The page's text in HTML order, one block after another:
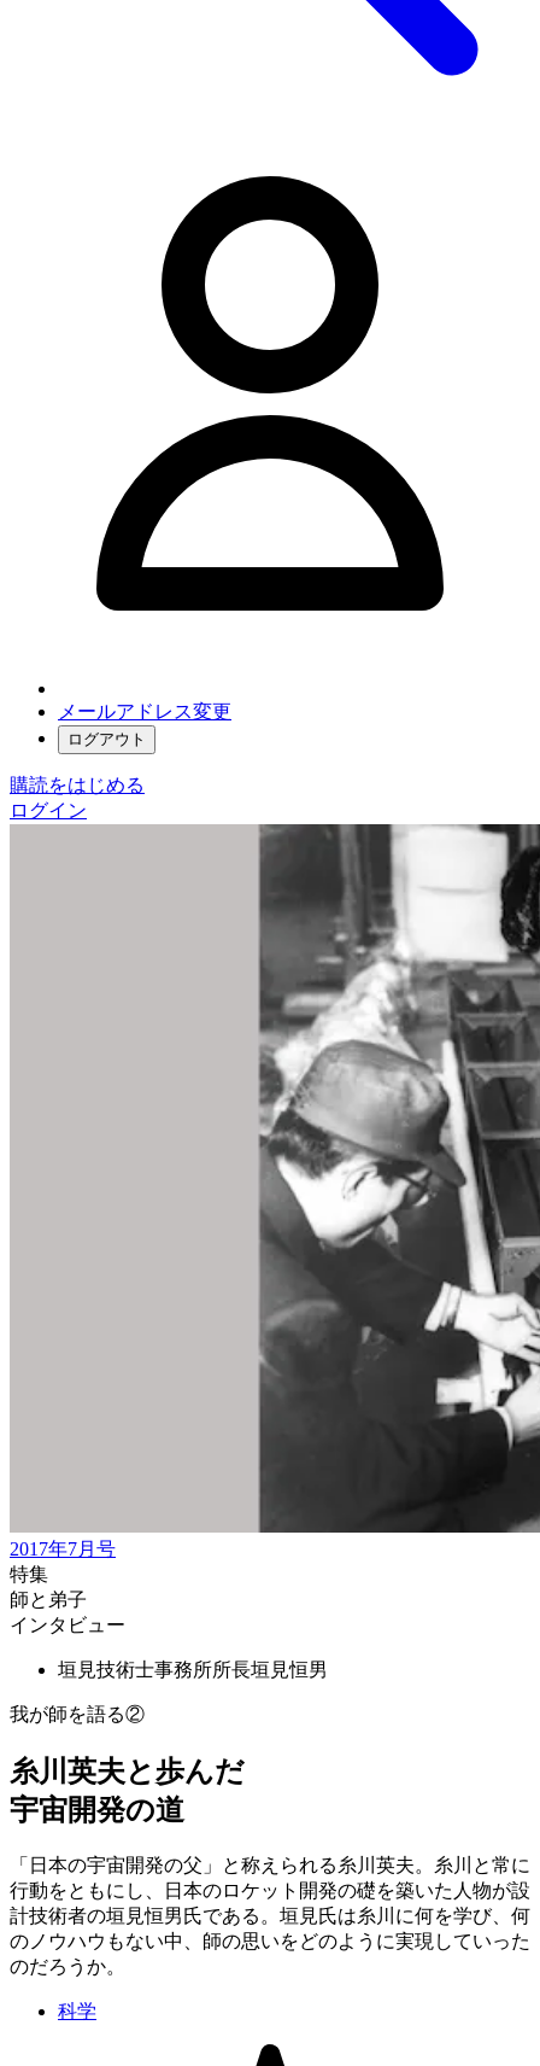
メールアドレス変更
ログアウト
購読をはじめる
ログイン
2017年7月号
特集
師と弟子
インタビュー
垣見技術士事務所所長垣見恒男
我が師を語る②
糸川英夫と歩んだ
宇宙開発の道
「日本の宇宙開発の父」と称えられる糸川英夫。糸川と常に
行動をともにし、日本のロケット開発の礎を築いた人物が設
計技術者の垣見恒男氏である。垣見氏は糸川に何を学び、何
のノウハウもない中、師の思いをどのように実現していった
のだろうか。
科学